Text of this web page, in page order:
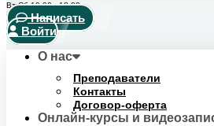
Вт-Сб 10:00 - 18:00
Написать
Войти
О нас
Преподаватели
Контакты
Договор-оферта
Онлайн-курсы и